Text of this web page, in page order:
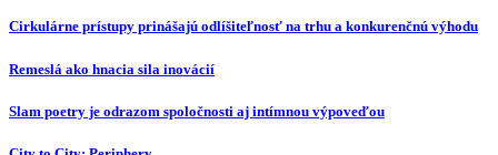
Cirkulárne prístupy prinášajú odlíšiteľnosť na trhu a konkurenčnú výhodu
Remeslá ako hnacia sila inovácií
Slam poetry je odrazom spoločnosti aj intímnou výpoveďou